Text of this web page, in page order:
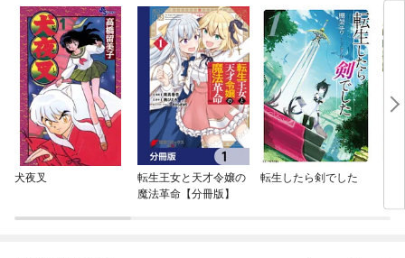
犬夜叉
転生王女と天才令嬢の
魔法革命【分冊版】
転生したら剣でした